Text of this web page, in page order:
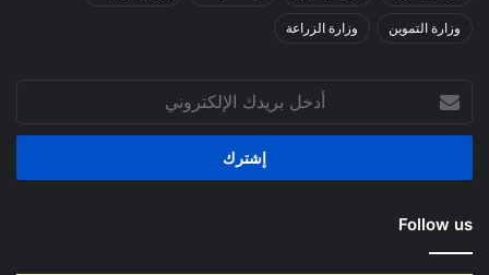
وزارة التموين وزارة الزراعة
بريدك
الإلكتروني
Follow us